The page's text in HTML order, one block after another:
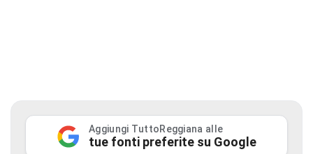
Aggiungi TuttoReggiana alle
tue fonti preferite su Google